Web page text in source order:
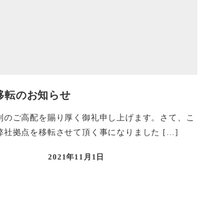
転のお知らせ
のご高配を賜り厚く御礼申し上げます。さて、こ
社拠点を移転させて頂く事になりました […]
投稿日
2021年11月1日